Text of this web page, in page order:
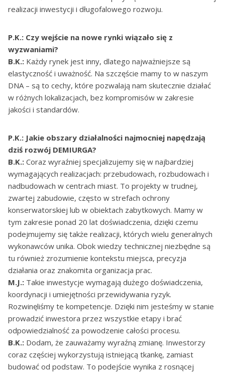
realizacji inwestycji i długofalowego rozwoju.
P.K.: Czy wejście na nowe rynki wiązało się z
wyzwaniami?
B.K.: Każdy rynek jest inny, dlatego najważniejsze są
elastyczność i uważność. Na szczęście mamy to w naszym
DNA – są to cechy, które pozwalają nam skutecznie działać
w różnych lokalizacjach, bez kompromisów w zakresie
jakości i standardów.
P.K.: Jakie obszary działalności najmocniej napędzają
dziś rozwój DEMIURGA?
B.K.: Coraz wyraźniej specjalizujemy się w najbardziej
wymagających realizacjach: przebudowach, rozbudowach i
nadbudowach w centrach miast. To projekty w trudnej,
zwartej zabudowie, często w strefach ochrony
konserwatorskiej lub w obiektach zabytkowych. Mamy w
tym zakresie ponad 20 lat doświadczenia, dzięki czemu
podejmujemy się także realizacji, których wielu generalnych
wykonawców unika. Obok wiedzy technicznej niezbędne są
tu również zrozumienie kontekstu miejsca, precyzja
działania oraz znakomita organizacja prac.
M.J.: Takie inwestycje wymagają dużego doświadczenia,
koordynacji i umiejętności przewidywania ryzyk.
Rozwinęliśmy te kompetencje. Dzięki nim jesteśmy w stanie
prowadzić inwestora przez wszystkie etapy i brać
odpowiedzialność za powodzenie całości procesu.
B.K.: Dodam, że zauważamy wyraźną zmianę. Inwestorzy
coraz częściej wykorzystują istniejącą tkankę, zamiast
budować od podstaw. To podejście wynika z rosnącej